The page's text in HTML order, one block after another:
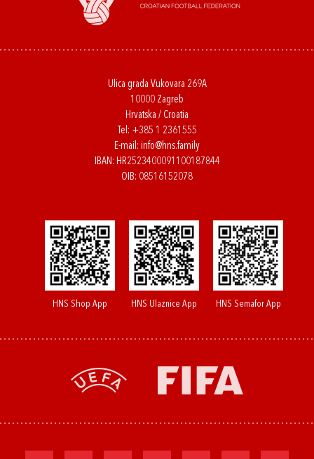
Ulica grada Vukovara 269A
10000 Zagreb
Hrvatska / Croatia
Tel: +385 1 2361555
E-mail: info@hns.family
IBAN: HR2523400091100187844
OIB: 08516152078
HNS Shop App HNS Ulaznice App HNS Semafor App